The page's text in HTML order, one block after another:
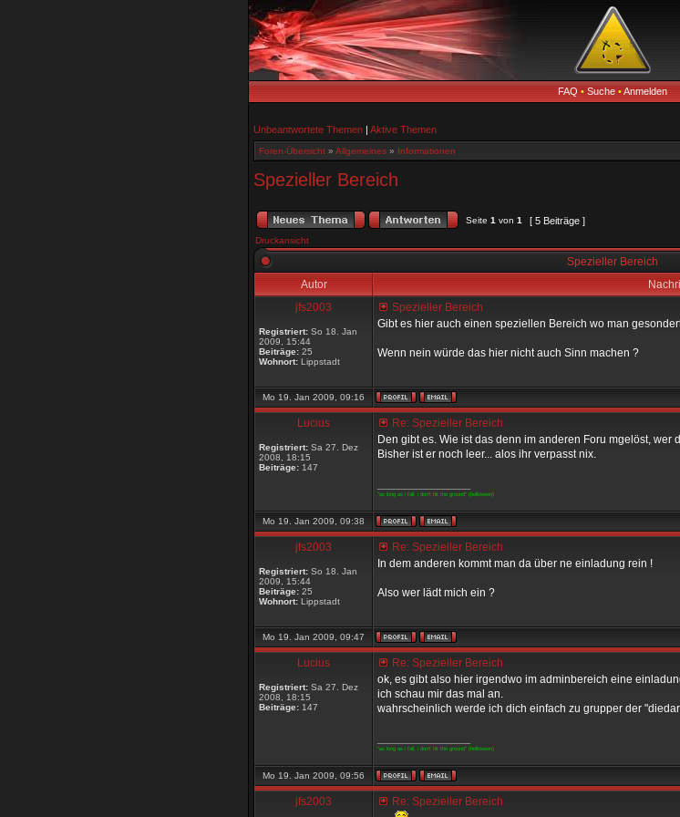
FAQ • Suche •Anmelden
Unbeantwortete Themen | Aktive Themen
Foren-Übersicht » Allgemeines » Informationen
Spezieller Bereich
Seite 1 von 1 [ 5 Beiträge ]
Druckansicht
Spezieller Bereich
Autor
jfs2003
Registriert: So 18. Jan
2009, 15:44
Beiträge: 25
Wohnort: Lippstadt
Spezieller Bereich
Gibt es hier auch einen speziellen Bereich wo man
Wenn nein würde das hier nicht auch Sinn machen ?
Mo 19. Jan 2009, 09:16
Lucius
Registriert: Sa 27. Dez
2008, 18:15
Beiträge: 147
Re: Spezieller Bereich
Den gibt es. Wie ist das denn im anderen Foru mgelöst, wer
Bisher ist er noch leer... alos ihr verpasst nix.
"as long as i fall, i don't hit the ground" (helloween)
Mo 19. Jan 2009, 09:38
jfs2003
Registriert: So 18. Jan
2009, 15:44
Beiträge: 25
Wohnort: Lippstadt
Re: Spezieller Bereich
In dem anderen kommt man da über ne einladung rein !
Also wer lädt mich ein ?
Mo 19. Jan 2009, 09:47
Lucius
Registriert: Sa 27. Dez
2008, 18:15
Beiträge: 147
Re: Spezieller Bereich
ok, es gibt also hier irgendwo im adminbereich eine
ich schau mir das mal an.
wahrscheinlich werde ich dich einfach zu grupper der
"as long as i fall, i don't hit the ground" (helloween)
Mo 19. Jan 2009, 09:56
jfs2003
Re: Spezieller Bereich